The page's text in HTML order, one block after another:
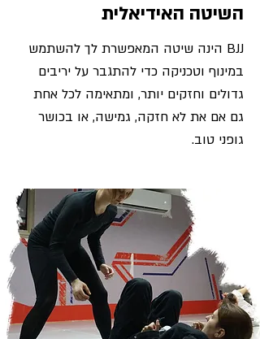
השיטה האידיאלית
BJJ הינה שיטה המאפשרת לך להשתמש
במינוף וטכניקה כדי להתגבר על יריבים
גדולים וחזקים יותר, ומתאימה לכל אחת
גם אם את לא חזקה, גמישה, או בכושר
גופני טוב.